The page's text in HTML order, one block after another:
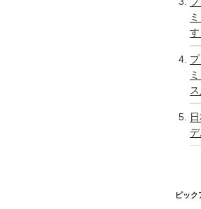
す
ピック